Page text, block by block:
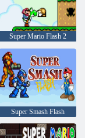
Super Mario Flash 2
Super Smash Flash